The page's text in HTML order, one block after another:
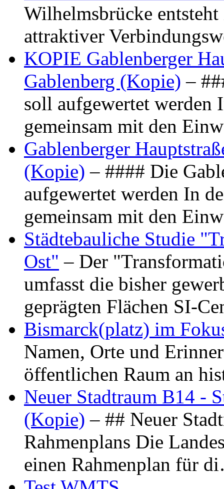
Wilhelmsbrücke
attraktiver
KOPIE Gablenberger
Gablenberg (Kopie) –
soll aufgewertet werden
gemeinsam mit den
Gablenberger
(Kopie) – #### Die
aufgewertet werden In
gemeinsam mit den
Städtebauliche Studie
Ost" – Der
umfasst die bisher
geprägten Flächen SI-
Bismarck(platz) im
Namen, Orte und
öffentlichen Raum an
Neuer Stadtraum B14 -
(Kopie) – ## Neuer
Rahmenplans Die
einen Rahmenplan für